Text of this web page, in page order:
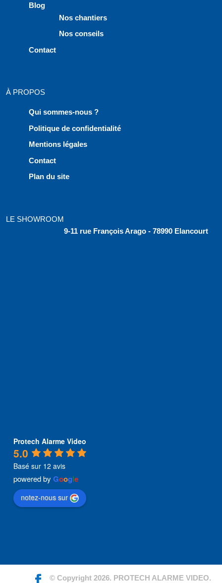
Blog
Nos chantiers
Nos conseils
Contact
À PROPOS
Qui sommes-nous ?
Politique de confidentialité
Mentions légales
Contact
Plan du site
LE SHOWROOM
9-11 rue François Arago - 78990 Elancourt
Protech Alarme Video
5.0
Basé sur 12 avis
powered by Google
notez-nous sur
© Copyright 2026. PROTECH ALARME VIDEO.